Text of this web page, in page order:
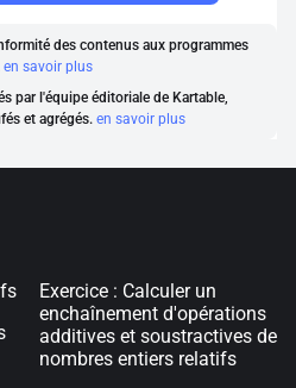
des contenus aux programmes
en savoir plus
par l'équipe éditoriale de Kartable,
et agrégés. en savoir plus
Exercice : Calculer un
enchaînement d'opérations
additives et soustractives de
nombres entiers relatifs